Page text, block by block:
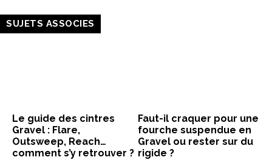
SUJETS ASSOCIES
Le guide des cintres
Gravel : Flare,
Outsweep, Reach…
comment s’y retrouver ?
Faut-il craquer pour une
fourche suspendue en
Gravel ou rester sur du
rigide ?